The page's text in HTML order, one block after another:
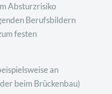
Absturzrisiko
Berufsbildern
festen
an
beim Brückenbau)